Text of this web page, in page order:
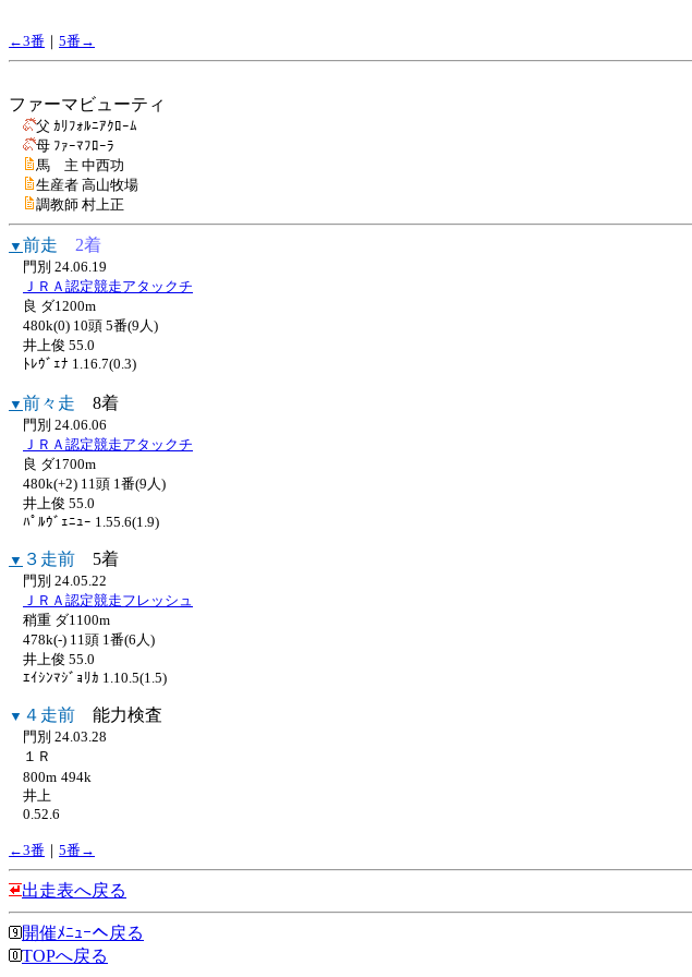
←3番 ｜ 5番→
ファーマビューティ
父 ｶﾘﾌｫﾙﾆｱｸﾛｰﾑ
母 ﾌｧｰﾏﾌﾛｰﾗ
馬 主 中西功
生産者 高山牧場
調教師 村上正
▼ 前走 2着
門別 24.06.19
ＪＲＡ認定競走アタックチ
良 ダ1200m
480k(0) 10頭 5番(9人)
井上俊 55.0
ﾄﾚｳﾞｪﾅ 1.16.7(0.3)
▼ 前々走 8着
門別 24.06.06
ＪＲＡ認定競走アタックチ
良 ダ1700m
480k(+2) 11頭 1番(9人)
井上俊 55.0
ﾊﾟﾙｳﾞｪﾆｭｰ 1.55.6(1.9)
▼ ３走前 5着
門別 24.05.22
ＪＲＡ認定競走フレッシュ
稍重 ダ1100m
478k(-) 11頭 1番(6人)
井上俊 55.0
ｴｲｼﾝﾏｼﾞｮﾘｶ 1.10.5(1.5)
▼ ４走前 能力検査
門別 24.03.28
１Ｒ
800m 494k
井上
0.52.6
←3番 ｜ 5番→
出走表へ戻る
開催ﾒﾆｭｰへ戻る
TOPへ戻る